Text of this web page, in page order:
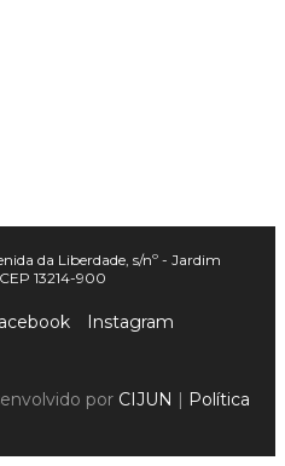
da Liberdade, s/nº - Jardim
13214-900
Instagram
por CIJUN | Política